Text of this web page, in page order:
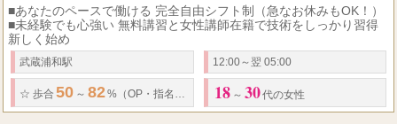
■あなたのペースで働ける 完全自由シフト制（急なお休みもOK！）
■未経験でも心強い 無料講習と女性講師在籍で技術をしっかり習得
新しく始め
武蔵浦和駅 12:00～翌 05:00
☆ 歩合 50 ～ 82%（OP ・ 指名フルバック） ☆ 平均日給8
18 ～ 30代の女性